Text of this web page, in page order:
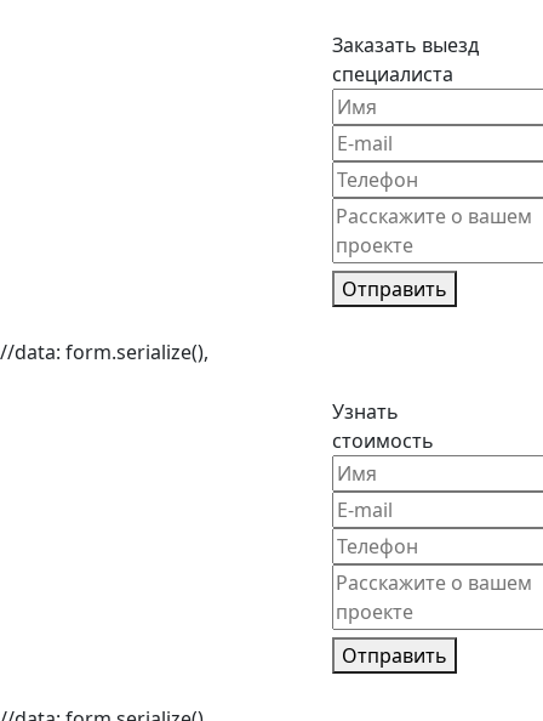
Заказать выезд
специалиста
Отправить
//data: form.serialize(),
Узнать
стоимость
Отправить